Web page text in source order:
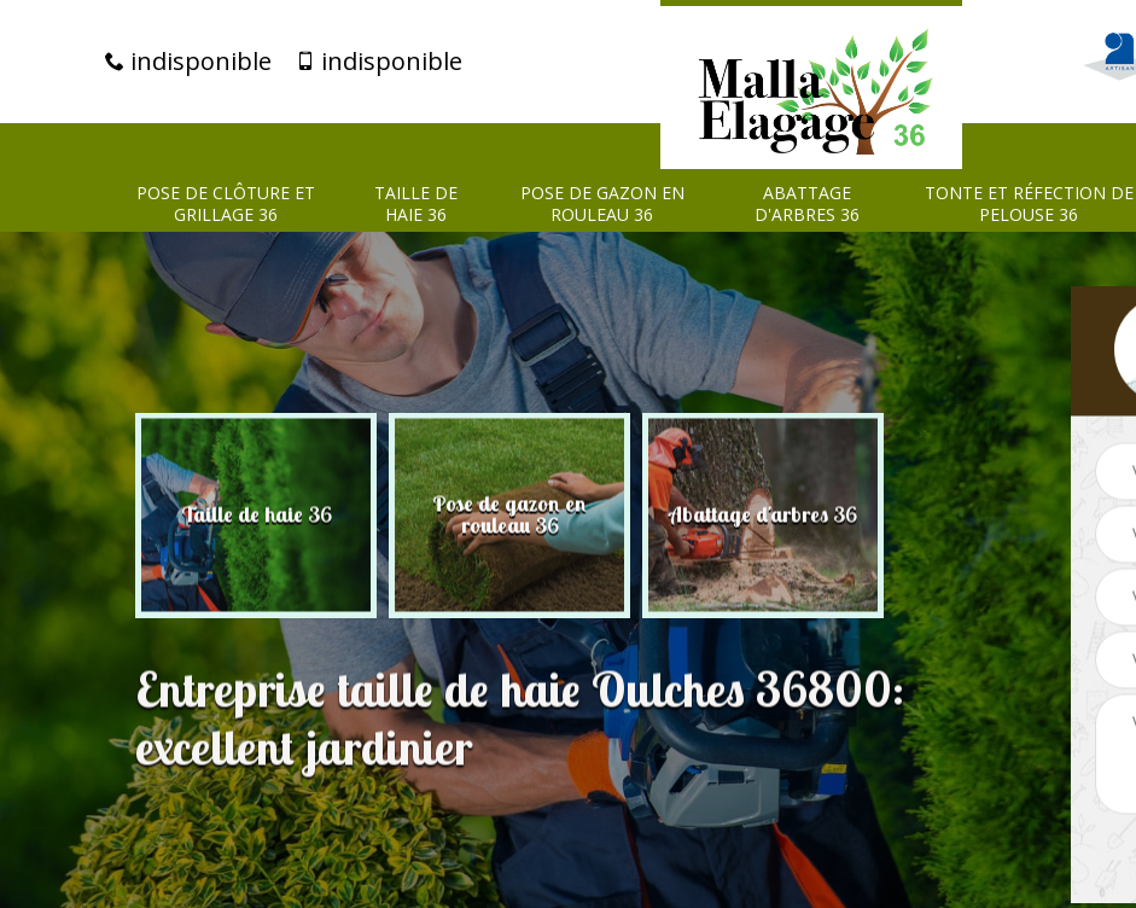
indisponible indisponible
POSE DE CLÔTURE ET
GRILLAGE 36
TAILLE DE
HAIE 36
POSE DE GAZON EN
ROULEAU 36
ABATTAGE
D'ARBRES 36
TONTE ET RÉFECTION DE
PELOUSE 36
et Taille de haie 36 Pose de gazon en
rouleau 36 Abattage d'arbres 36 Tonte et réfection de
pelouse 36
Entreprise taille de haie Oulches 36800:
excellent jardinier